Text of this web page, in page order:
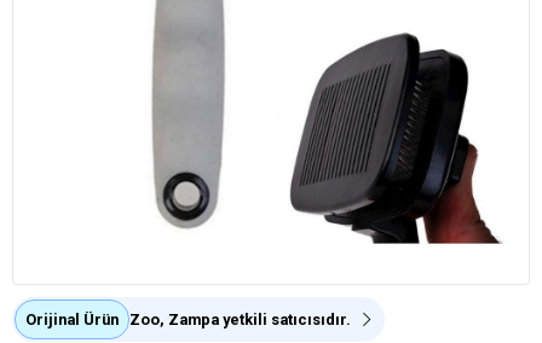
Orijinal Ürün Zoo, Zampa yetkili satıcısıdır.